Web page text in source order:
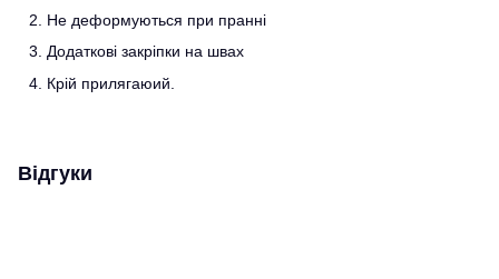
Не деформуються при пранні
Додаткові закріпки на швах
Крій прилягаюий.
Відгуки